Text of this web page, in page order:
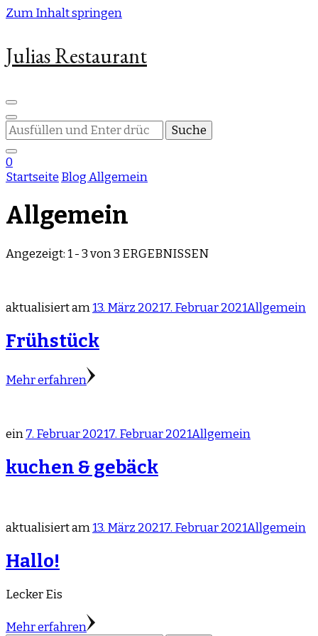
Zum Inhalt springen
Julias Restaurant
Suchst
du
nach
etwas?
0
Startseite BlogAllgemein
Allgemein
Angezeigt: 1 - 3 von 3 ERGEBNISSEN
aktualisiert am13. März 20217. Februar 2021Allgemein
Frühstück
Mehr erfahren
ein7. Februar 20217. Februar 2021Allgemein
kuchen & gebäck
aktualisiert am13. März 20217. Februar 2021Allgemein
Hallo!
Lecker Eis
Mehr erfahren